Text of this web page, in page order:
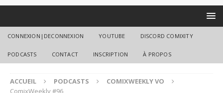
CONNEXION|DECONNEXION YOUTUBE DISCORD COMIXITY
PODCASTS CONTACT INSCRIPTION À PROPOS
ACCUEIL PODCASTS
COMIXWEEKLY VO
ComixWeekly #96